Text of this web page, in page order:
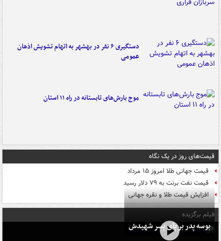
دستگیری ۶ نفر در بهشهر به اتهام تشویش اذهان
عمومی
موج بارش‌های تابستانه در راه ۱۱ استان
قیمت‌های روز در یک نگاه
قیمت جهانی طلا امروز ۱۵ مرداد
قیمت نفت برنت به ۷۹ دلار رسید
افزایش قیمت طلا و نقره جهانی
فیلم برگزیده
بوسه‌ پدر بر پای پسر شهیدش